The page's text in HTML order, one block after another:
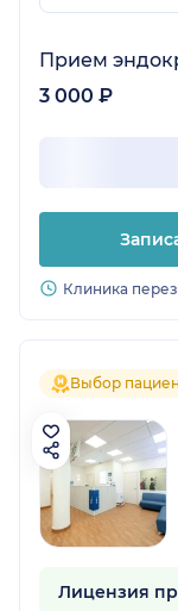
Прием
3 000 ₽
Клиника
Выбор
Лицензия